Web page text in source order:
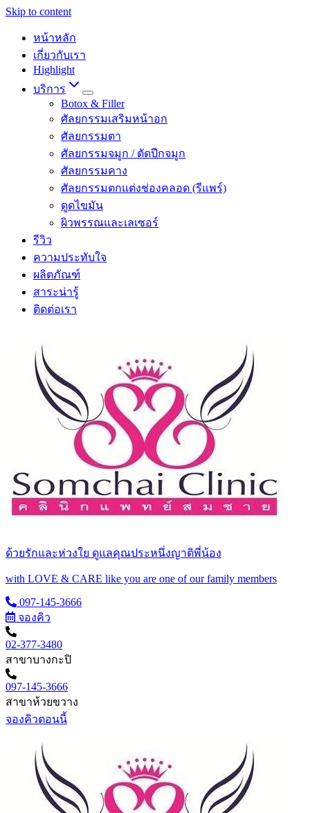
Skip to content
หน้าหลัก
เกี่ยวกับเรา
Highlight
บริการ
Botox & Filler
ศัลยกรรมเสริมหน้าอก
ศัลยกรรมตา
ศัลยกรรมจมูก / ตัดปีกจมูก
ศัลยกรรมคาง
ศัลยกรรมตกแต่งช่องคลอด (รีแพร์)
ดูดไขมัน
ผิวพรรณและเลเซอร์
รีวิว
ความประทับใจ
ผลิตภัณฑ์
สาระน่ารู้
ติดต่อเรา
ด้วยรักและห่วงใย ดูแลคุณประหนึ่งญาติพี่น้อง
with LOVE & CARE like you are one of our family members
097-145-3666
จองคิว
02-377-3480
สาขาบางกะปิ
097-145-3666
สาขาห้วยขวาง
จองคิวตอนนี้